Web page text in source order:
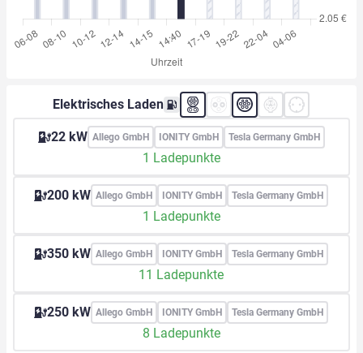
Elektrisches Laden
22 kW Allego GmbH IONITY GmbH Tesla Germany GmbH
1 Ladepunkte
200 kW Allego GmbH IONITY GmbH Tesla Germany GmbH
1 Ladepunkte
350 kW Allego GmbH IONITY GmbH Tesla Germany GmbH
11 Ladepunkte
250 kW Allego GmbH IONITY GmbH Tesla Germany GmbH
8 Ladepunkte